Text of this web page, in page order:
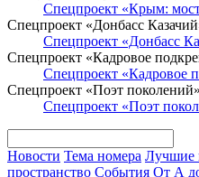
Спецпроект «Крым:
Спецпроект «Донбасс
Спецпроект «Донбасс
Спецпроект «Кадровое
Спецпроект «Кадровое
Спецпроект «Поэт поколений»
Спецпроект «Поэт
Новости Тема номера Лучшие
пространство События От А